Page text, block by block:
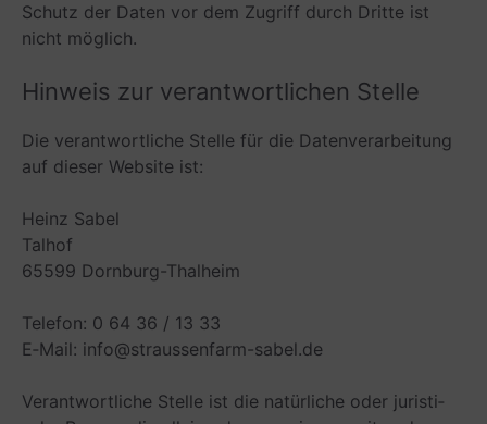
Schutz der Daten vor dem Zugriff durch Dritte ist
nicht möglich.
Hin­weis zur ver­ant­wort­li­chen Stelle
Die ver­ant­wort­li­che Stelle für die Daten­ver­ar­bei­tung
auf die­ser Web­site ist:
Heinz Sabel
Tal­hof
65599 Dorn­burg-Thal­heim
Tele­fon: 0 64 36 / 13 33
E‑Mail: info@straussenfarm-sabel.de
Ver­ant­wort­li­che Stelle ist die natür­li­che oder juris­ti­